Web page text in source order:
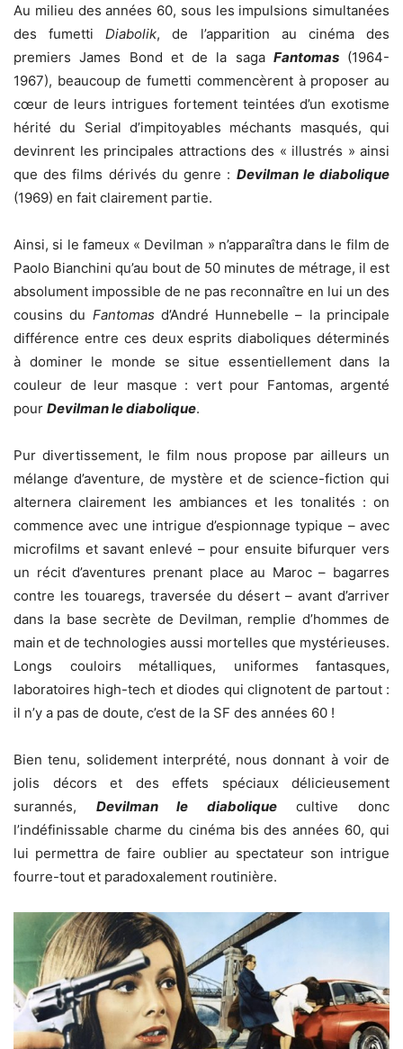
Au milieu des années 60, sous les impulsions simultanées
des fumettiDiabolik, de l’apparition au cinéma des
premiers James Bond et de la saga Fantomas(1964-
1967), beaucoup de fumetti commencèrent à proposer au
cœur de leurs intrigues fortement teintées d’un exotisme
hérité du Serial d’impitoyables méchants masqués, qui
devinrent les principales attractions des « illustrés » ainsi
que des films dérivés du genre : Devilman le diabolique
(1969) en fait clairement partie.
Ainsi, si le fameux « Devilman » n’apparaîtra dans le film de
Paolo Bianchini qu’au bout de 50 minutes de métrage, il est
absolument impossible de ne pas reconnaître en lui un des
cousins du Fantomas d’André Hunnebelle – la principale
différence entre ces deux esprits diaboliques déterminés
à dominer le monde se situe essentiellement dans la
couleur de leur masque : vert pour Fantomas, argenté
pour Devilman le diabolique.
Pur divertissement, le film nous propose par ailleurs un
mélange d’aventure, de mystère et de science-fiction qui
alternera clairement les ambiances et les tonalités : on
commence avec une intrigue d’espionnage typique – avec
microfilms et savant enlevé – pour ensuite bifurquer vers
un récit d’aventures prenant place au Maroc – bagarres
contre les touaregs, traversée du désert – avant d’arriver
dans la base secrète de Devilman, remplie d’hommes de
main et de technologies aussi mortelles que mystérieuses.
Longs couloirs métalliques, uniformes fantasques,
laboratoires high-tech et diodes qui clignotent de partout :
il n’y a pas de doute, c’est de la SF des années 60 !
Bien tenu, solidement interprété, nous donnant à voir de
jolis décors et des effets spéciaux délicieusement
surannés, Devilman le diaboliquecultive donc
l’indéfinissable charme du cinéma bis des années 60, qui
lui permettra de faire oublier au spectateur son intrigue
fourre-tout et paradoxalement routinière.